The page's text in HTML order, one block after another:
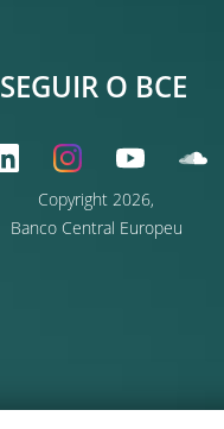
Copyright 2026,
Banco Central Europeu
SEGUIR O BCE